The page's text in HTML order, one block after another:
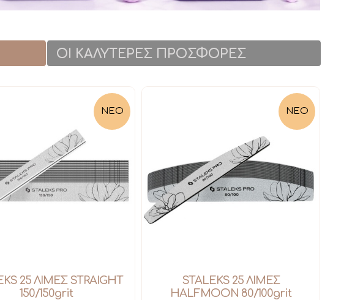
ΟΙ ΚΑΛΥΤΕΡΕΣ ΠΡΟΣΦΟΡΕΣ
25 ΛΙΜΕΣ STRAIGHT
150/150grit
ΝΕΟ
STALEKS 25 ΛΙΜΕΣ
HALFMOON 80/100grit
ΝΕΟ